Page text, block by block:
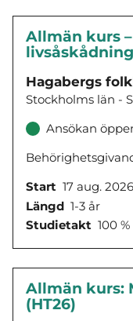
Allmän kurs
livsåskådning
Hagabergs
Stockholms län -
Ansökan
Start 17 aug. 2026
Längd 1-3 år
Studietakt 100 %
Allmän kurs:
(HT26)